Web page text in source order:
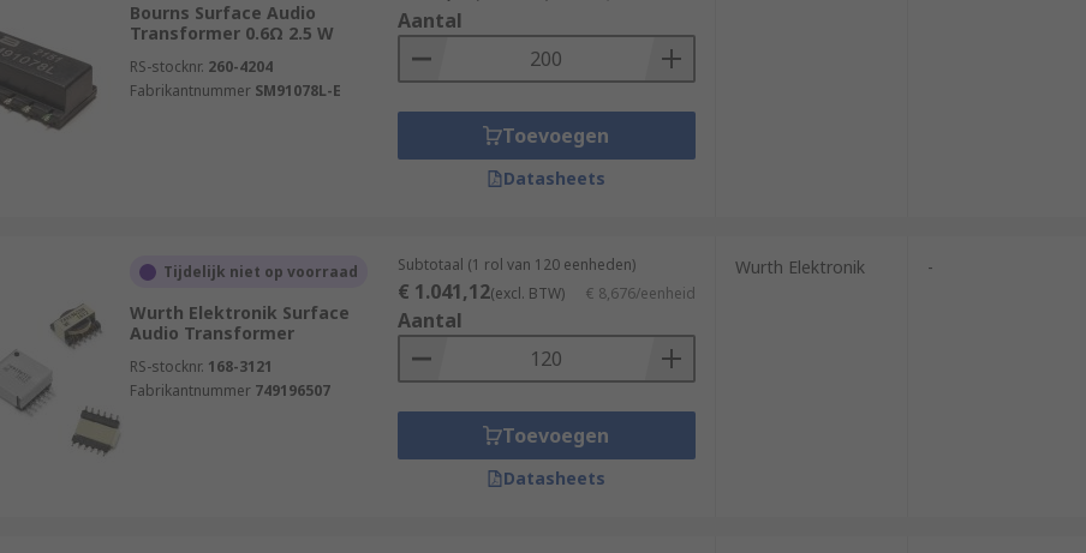
Bourns Surface Audio
Transformer 0.6Ω 2.5 W
RS-stocknr. 260-4204
Fabrikantnummer SM91078L-E
Aantal
Toevoegen
Datasheets
Tijdelijk niet op voorraad
Wurth Elektronik Surface
Audio Transformer
RS-stocknr. 168-3121
Fabrikantnummer 749196507
Subtotaal (1 rol van 120 eenheden)
€ 1.041,12(excl. BTW) € 8,676/eenheid
Aantal
Toevoegen
Datasheets
Wurth Elektronik -